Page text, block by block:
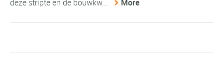
deze stripte en de bouwkw...
More